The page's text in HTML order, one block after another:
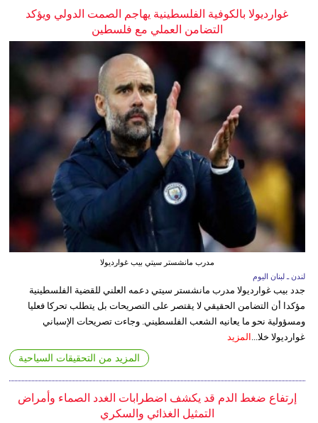
غوارديولا بالكوفية الفلسطينية يهاجم الصمت الدولي ويؤكد
التضامن العملي مع فلسطين
مدرب مانشستر سيتي بيب غوارديولا
لندن ـ لبنان اليوم
جدد بيب غوارديولا مدرب مانشستر سيتي دعمه العلني للقضية الفلسطينية
مؤكدا أن التضامن الحقيقي لا يقتصر على التصريحات بل يتطلب تحركا فعليا
ومسؤولية نحو ما يعانيه الشعب الفلسطيني. وجاءت تصريحات الإسباني
غوارديولا خلا... المزيد
المزيد من التحقيقات السياحية
إرتفاع ضغط الدم قد يكشف اضطرابات الغدد الصماء وأمراض
التمثيل الغذائي والسكري